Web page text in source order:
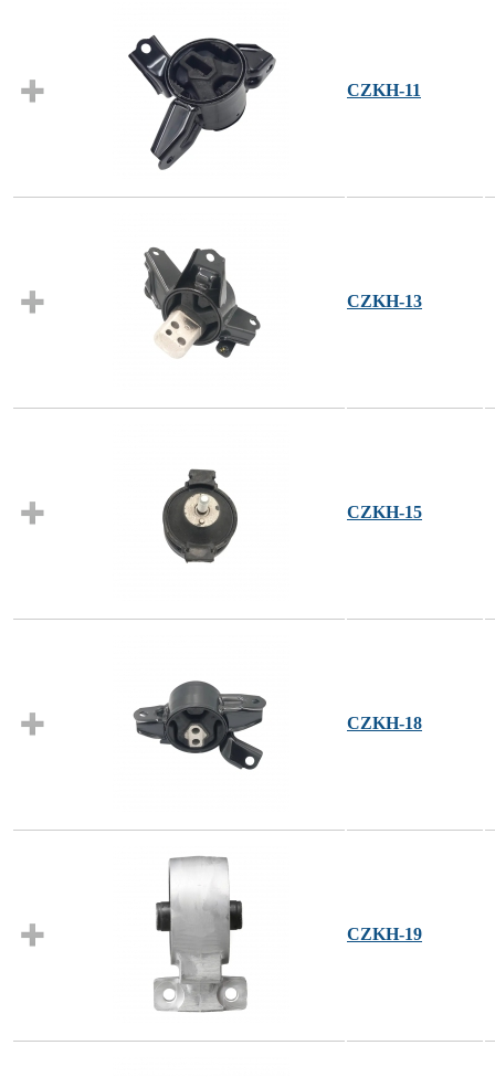
CZKH-11
CZKH-13
CZKH-15
CZKH-18
CZKH-19